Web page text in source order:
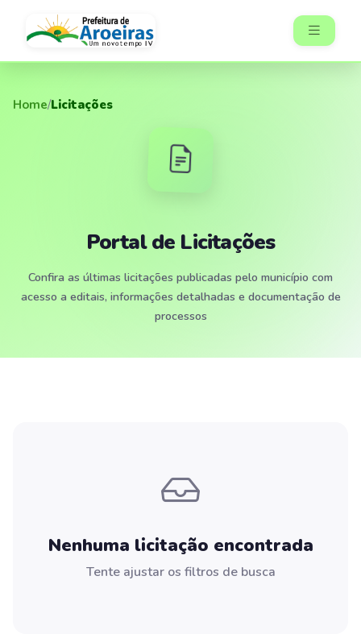
Home/Licitações
Portal de Licitações
Confira as últimas licitações publicadas pelo município com
acesso a editais, informações detalhadas e documentação de
processos
Nenhuma licitação encontrada
Tente ajustar os filtros de busca